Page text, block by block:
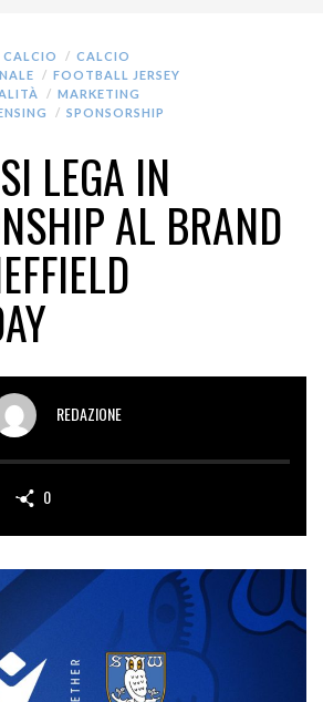
CALCIO
CALCIO
FOOTBALL JERSEY
MARKETING
SPONSORSHIP
LEGA IN
AL BRAND
REDAZIONE
0